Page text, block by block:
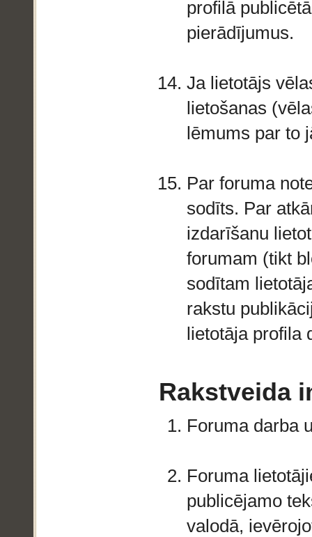
profilā
pierādījumus.
Ja lietotājs
lietošanas
lēmums par to
Par foruma
sodīts. Par
izdarīšanu
forumam (tikt
sodītam
rakstu
lietotāja profila
Rakstveida
Foruma darba
Foruma
publicējamo
valodā,